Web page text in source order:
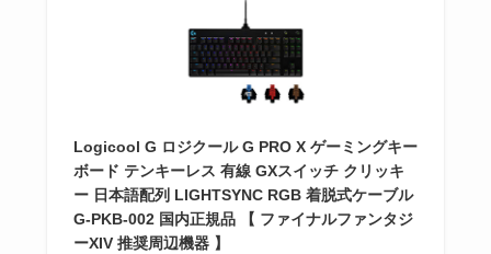
Logicool G ロジクール G PRO X ゲーミングキー
ボード テンキーレス 有線 GXスイッチ クリッキ
ー 日本語配列 LIGHTSYNC RGB 着脱式ケーブル
G-PKB-002 国内正規品 【 ファイナルファンタジ
ーXIV 推奨周辺機器 】